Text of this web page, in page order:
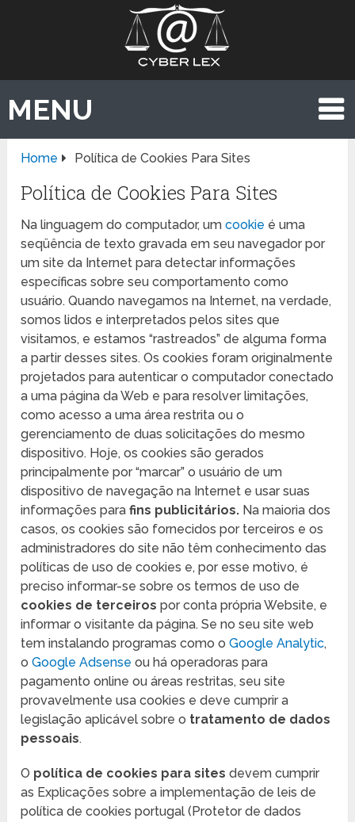
MENU
Home Política de Cookies Para Sites
Política de Cookies Para Sites
Na linguagem do computador, umcookie é uma
seqüência de texto gravada em seu navegador por
um site da Internet para detectar informações
específicas sobre seu comportamento como
usuário. Quando navegamos na Internet, na verdade,
somos lidos e interpretados pelos sites que
visitamos, e estamos “rastreados” de alguma forma
a partir desses sites. Os cookies foram originalmente
projetados para autenticar o computador conectado
a uma página da Web e para resolver limitações,
como acesso a uma área restrita ou o
gerenciamento de duas solicitações do mesmo
dispositivo. Hoje, os cookies são gerados
principalmente por “marcar” o usuário de um
dispositivo de navegação na Internet e usar suas
informações parafins publicitários. Na maioria dos
casos, os cookies são fornecidos por terceiros e os
administradores do site não têm conhecimento das
políticas de uso de cookies e, por esse motivo, é
preciso informar-se sobre os termos de uso de
cookies de terceiros por conta própria Website, e
informar o visitante da página. Se no seu site web
tem instalando programas como oGoogle Analytic,
o Google Adsenseou há operadoras para
pagamento online ou áreas restritas, seu site
provavelmente usa cookies e deve cumprir a
legislação aplicável sobre o tratamento de dados
pessoais.
O política de cookies para sites devem cumprir
as Explicações sobre a implementação de leis de
política de cookies portugal (Protetor de dados